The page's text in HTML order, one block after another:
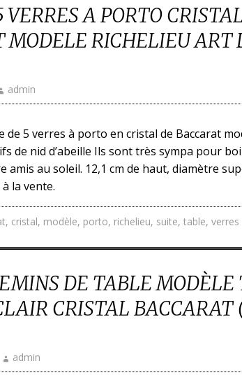
VERRES A PORTO
MODELE RICHELIEU ART
admin
de 5 verres à porto en cristal de Baccarat
de nid d’abeille Ils sont très sympa pour
amis au soleil. 12,1 cm de haut, diamètre
la vente.
, cristal, modèle, porto, richelieu, suite, table, verres
DE TABLE MODÈLE
CRISTAL BACCARAT
admin